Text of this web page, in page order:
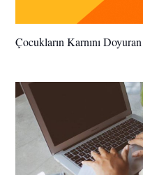
Çocukların Karnını